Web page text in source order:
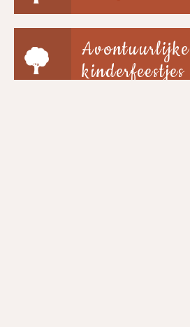
Avontuurlijke
kinderfeestjes